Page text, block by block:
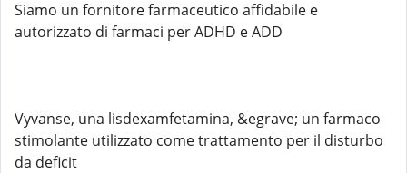
Siamo un fornitore farmaceutico affidabile e
autorizzato di farmaci per ADHD e ADD
Vyvanse, una lisdexamfetamina, &egrave; un farmaco
stimolante utilizzato come trattamento per il disturbo
da deficit